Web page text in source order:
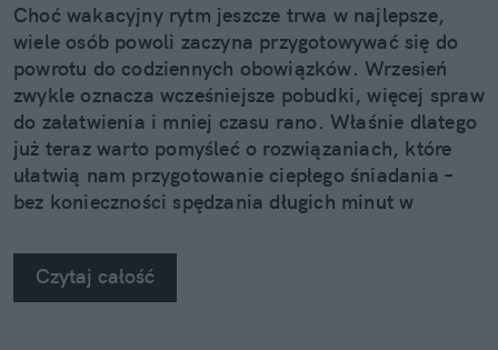
Choć wakacyjny rytm jeszcze trwa w najlepsze,
wiele osób powoli zaczyna przygotowywać się do
powrotu do codziennych obowiązków. Wrzesień
zwykle oznacza wcześniejsze pobudki, więcej spraw
do załatwienia i mniej czasu rano. Właśnie dlatego
już teraz warto pomyśleć o rozwiązaniach, które
ułatwią nam przygotowanie ciepłego śniadania –
bez konieczności spędzania długich minut w
Czytaj całość